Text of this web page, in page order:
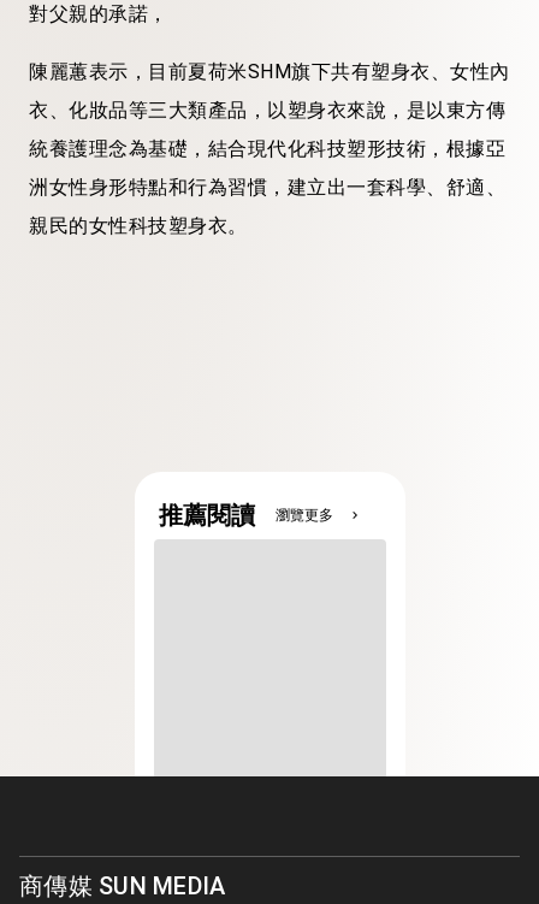
對父親的承諾，
陳麗蕙表示，目前夏荷米SHM旗下共有塑身衣、女性內
衣、化妝品等三大類產品，以塑身衣來說，是以東方傳
統養護理念為基礎，結合現代化科技塑形技術，根據亞
洲女性身形特點和行為習慣，建立出一套科學、舒適、
親民的女性科技塑身衣。
推薦閱讀 瀏覽更多 chevron_right
商傳媒 SUN MEDIA